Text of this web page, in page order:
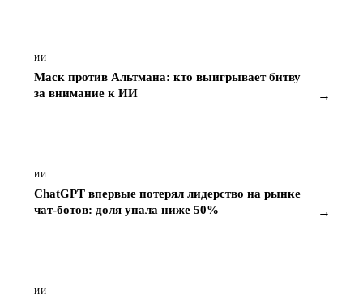
ИИ
Маск против Альтмана: кто выигрывает битву
за внимание к ИИ
→
ИИ
ChatGPT впервые потерял лидерство на рынке
чат-ботов: доля упала ниже 50%
→
ИИ